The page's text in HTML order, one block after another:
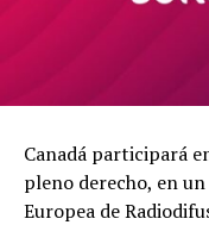
Canadá participará
pleno derecho, en
Europea de